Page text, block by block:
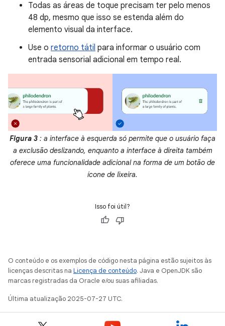
Todas as áreas de toque precisam ter pelo menos
48 dp, mesmo que isso se estenda além do
elemento visual da interface.
Use o retorno tátil para informar o usuário com
entrada sensorial adicional em tempo real.
Figura 3 : a interface à esquerda só permite que o usuário faça
a exclusão deslizando, enquanto a interface à direita também
oferece uma funcionalidade adicional na forma de um botão de
ícone de lixeira.
Isso foi útil?
O conteúdo e os exemplos de código nesta página estão sujeitos às
licenças descritas na Licença de conteúdo. Java e OpenJDK são
marcas registradas da Oracle e/ou suas afiliadas.
Última atualização 2025-07-27 UTC.